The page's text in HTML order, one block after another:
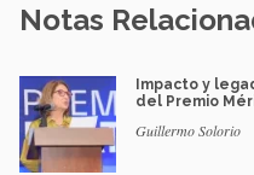
Notas
Impacto y
del Premio
Guillermo Solorio